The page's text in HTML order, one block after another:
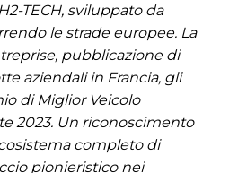
TECH, sviluppato da
le strade europee. La
pubblicazione di
aziendali in Francia, gli
di Miglior Veicolo
2023. Un riconoscimento
completo di
pionieristico nei